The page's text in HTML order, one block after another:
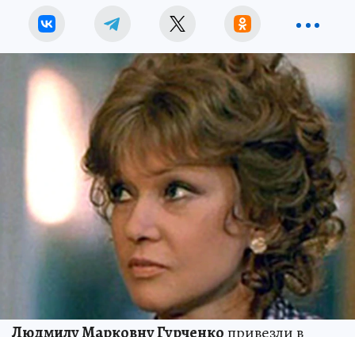
Людмилу Марковну Гурченкопривезли в